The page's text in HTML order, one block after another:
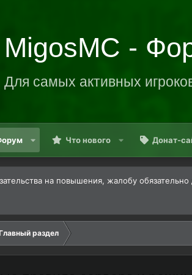
MigosMC -
Для самых активных
Что нового Донат-
на повышения, жалобу
раздел